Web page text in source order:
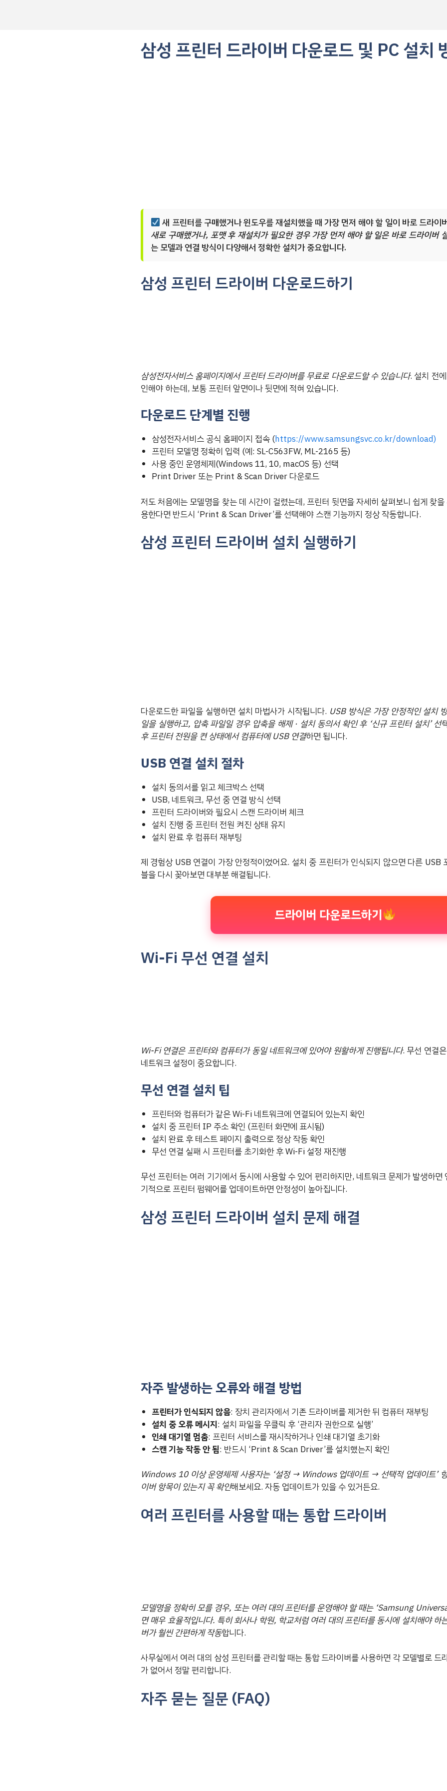
삼성 프린터 드라이버 다운로드 및 PC 설치
새 프린터를 구매했거나 윈도우를 재설치했을 때 가장 먼저 해야 할 일이 바로 드라이
새로 구매했거나, 포맷 후 재설치가 필요한 경우 가장 먼저 해야 할 일은 바로 드라이버
는 모델과 연결 방식이 다양해서 정확한 설치가 중요합니다.
삼성 프린터 드라이버 다운로드하기
삼성전자서비스 홈페이지에서 프린터 드라이버를 무료로 다운로드할 수 있습니다. 설치 전
인해야 하는데, 보통 프린터 앞면이나 뒷면에 적혀 있습니다.
다운로드 단계별 진행
삼성전자서비스 공식 홈페이지 접속 (https://www.samsungsvc.co.kr/download)
프린터 모델명 정확히 입력 (예: SL-C563FW, ML-2165 등)
사용 중인 운영체제(Windows 11, 10, macOS 등) 선택
Print Driver 또는 Print & Scan Driver 다운로드
저도 처음에는 모델명을 찾는 데 시간이 걸렸는데, 프린터 뒷면을 자세히 살펴보니 쉽게 찾
용한다면 반드시 ‘Print & Scan Driver’를 선택해야 스캔 기능까지 정상 작동합니다.
삼성 프린터 드라이버 설치 실행하기
다운로드한 파일을 실행하면 설치 마법사가 시작됩니다. USB 방식은 가장 안정적인 설치
일을 실행하고, 압축 파일일 경우 압축을 해제 · 설치 동의서 확인 후 ‘신규 프린터 설치’ 선
후 프린터 전원을 켠 상태에서 컴퓨터에 USB 연결하면 됩니다.
USB 연결 설치 절차
설치 동의서를 읽고 체크박스 선택
USB, 네트워크, 무선 중 연결 방식 선택
프린터 드라이버와 필요시 스캔 드라이버 체크
설치 진행 중 프린터 전원 켜진 상태 유지
설치 완료 후 컴퓨터 재부팅
제 경험상 USB 연결이 가장 안정적이었어요. 설치 중 프린터가 인식되지 않으면 다른 USB
블을 다시 꽂아보면 대부분 해결됩니다.
드라이버 다운로드하기
Wi-Fi 무선 연결 설치
Wi-Fi 연결은 프린터와 컴퓨터가 동일 네트워크에 있어야 원활하게 진행됩니다. 무선 연결
네트워크 설정이 중요합니다.
무선 연결 설치 팁
프린터와 컴퓨터가 같은 Wi-Fi 네트워크에 연결되어 있는지 확인
설치 중 프린터 IP 주소 확인 (프린터 화면에 표시됨)
설치 완료 후 테스트 페이지 출력으로 정상 작동 확인
무선 연결 실패 시 프린터를 초기화한 후 Wi-Fi 설정 재진행
무선 프린터는 여러 기기에서 동시에 사용할 수 있어 편리하지만, 네트워크 문제가 발생하면
기적으로 프린터 펌웨어를 업데이트하면 안정성이 높아집니다.
삼성 프린터 드라이버 설치 문제 해결
자주 발생하는 오류와 해결 방법
프린터가 인식되지 않음: 장치 관리자에서 기존 드라이버를 제거한 뒤 컴퓨터 재부팅
설치 중 오류 메시지: 설치 파일을 우클릭 후 ‘관리자 권한으로 실행’
인쇄 대기열 멈춤: 프린터 서비스를 재시작하거나 인쇄 대기열 초기화
스캔 기능 작동 안 됨: 반드시 ‘Print & Scan Driver’를 설치했는지 확인
Windows 10 이상 운영체제 사용자는 ‘설정 → Windows 업데이트 → 선택적 업데이트’
이버 항목이 있는지 꼭 확인해보세요. 자동 업데이트가 있을 수 있거든요.
여러 프린터를 사용할 때는 통합 드라이버
모델명을 정확히 모를 경우, 또는 여러 대의 프린터를 운영해야 할 때는 ‘Samsung
면 매우 효율적입니다. 특히 회사나 학원, 학교처럼 여러 대의 프린터를 동시에 설치해야 하
버가 훨씬 간편하게 작동합니다.
사무실에서 여러 대의 삼성 프린터를 관리할 때는 통합 드라이버를 사용하면 각 모델별로 드
가 없어서 정말 편리합니다.
자주 묻는 질문 (FAQ)